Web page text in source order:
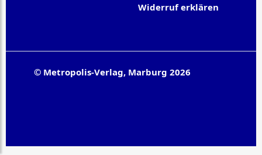
Widerruf erklären
© Metropolis-Verlag, Marburg 2026